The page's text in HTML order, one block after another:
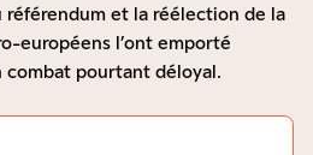
référendum et la réélection de la
européens l’ont emporté
combat pourtant déloyal.